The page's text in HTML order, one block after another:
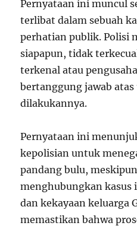
Pernyataan ini muncul
terlibat dalam sebuah
perhatian publik. Polisi
siapapun, tidak
terkenal atau
bertanggung jawab
dilakukannya.
Pernyataan ini
kepolisian untuk
pandang bulu,
menghubungkan kasus
dan kekayaan keluarga
memastikan bahwa